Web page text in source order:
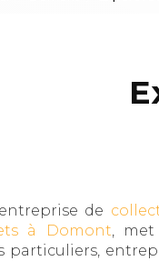
de
à Domont, met
particuliers,